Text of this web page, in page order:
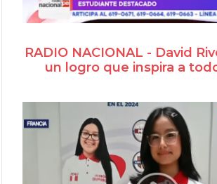
RADIO NACIONAL - David
un logro que inspira a